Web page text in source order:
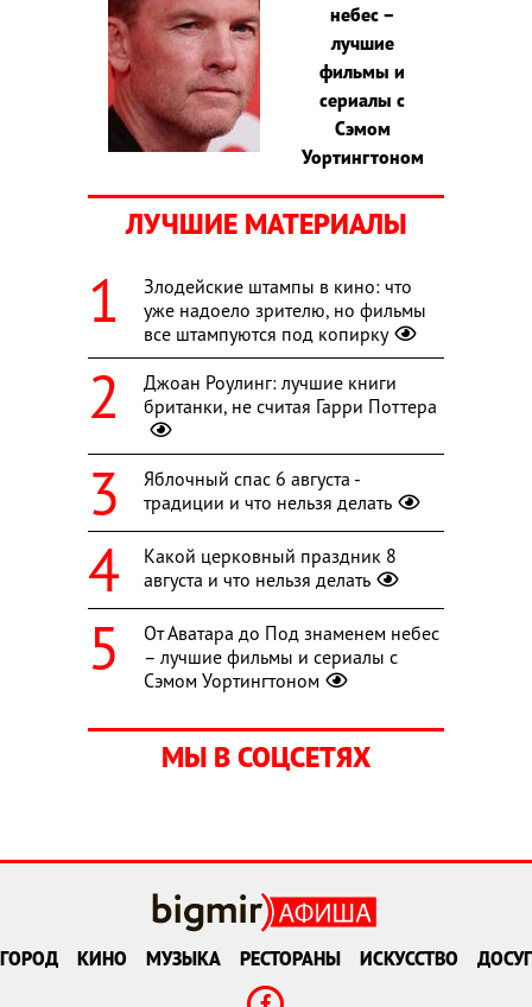
небес –
лучшие
фильмы и
сериалы с
Сэмом
Уортингтоном
ЛУЧШИЕ МАТЕРИАЛЫ
Злодейские штампы в кино: что
уже надоело зрителю, но фильмы
все штампуются под копирку
Джоан Роулинг: лучшие книги
британки, не считая Гарри Поттера
Яблочный спас 6 августа -
традиции и что нельзя делать
Какой церковный праздник 8
августа и что нельзя делать
От Аватара до Под знаменем небес
– лучшие фильмы и сериалы с
Сэмом Уортингтоном
МЫ В СОЦСЕТЯХ
ГОРОД КИНО МУЗЫКА РЕСТОРАНЫ ИСКУССТВО ДОСУГ